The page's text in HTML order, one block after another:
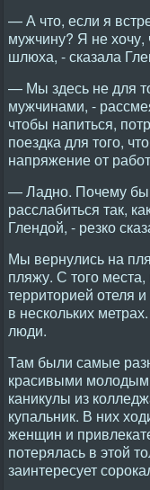
— А что, если я
мужчину? Я не хочу,
шлюха, - сказала
— Мы здесь не для
мужчинами, -
чтобы напиться,
поездка для того,
напряжение от
— Ладно. Почему бы
расслабиться так,
Глендой, - резко
Мы вернулись на
пляжу. С того
территорией отеля
в нескольких
люди.
Там были самые
красивыми
каникулы из
купальник. В них
женщин и
потерялась в этой
заинтересует